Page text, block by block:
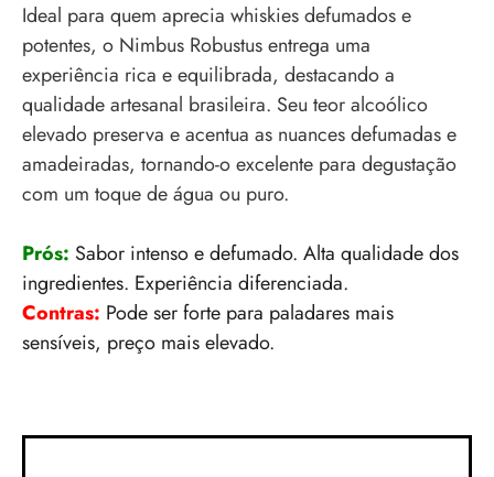
Ideal para quem aprecia whiskies defumados e
potentes, o Nimbus Robustus entrega uma
experiência rica e equilibrada, destacando a
qualidade artesanal brasileira. Seu teor alcoólico
elevado preserva e acentua as nuances defumadas e
amadeiradas, tornando-o excelente para degustação
com um toque de água ou puro.
Prós: Sabor intenso e defumado. Alta qualidade dos
ingredientes. Experiência diferenciada.
Contras: Pode ser forte para paladares mais
sensíveis, preço mais elevado.